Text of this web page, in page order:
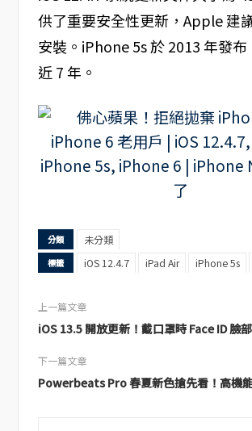
供了重要安全性更新，Apple 建
安裝。iPhone 5s 於 2013 年發
近 7 年。
分類 未分類
標籤 iOS 12.4.7 iPad Air iPhone 5s
上一篇文章
iOS 13.5 開放更新！戴口罩時 Face ID 臉
下一篇文章
Powerbeats Pro 春夏新色搶先看！高機